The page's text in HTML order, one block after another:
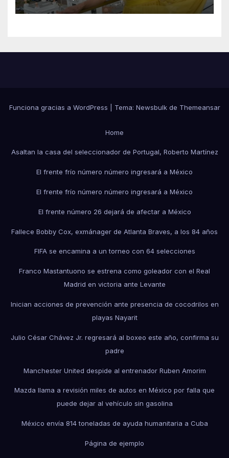
que le harán en Veracruz
Funciona gracias a WordPress Tema: Newsbulkde Themeansar
Home
Asaltan la casa del seleccionador de Portugal, Roberto Martínez
El frente frío número número ingresará a México
El frente frío número número ingresará a México
El frente número 26 dejará de afectar a México
Fallece Bobby Cox, exmánager de Atlanta Braves, a los 84 años
FIFA se encamina a un torneo con 64 selecciones
Franco Mastantuono se estrena como goleador con el Real
Madrid en victoria ante Levante
Inician acciones de prevención ante presencia de cocodrilos en
playas Nayarit
Julio César Chávez Jr. regresará al boxeo este año, confirma su
padre
Manchester United despide al entrenador Ruben Amorim
Mazda llama a revisión miles de autos en México por falla que
puede dejar al vehículo sin gasolina
México envía 814 toneladas de ayuda humanitaria a Cuba
Página de ejemplo